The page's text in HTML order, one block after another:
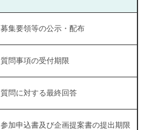
募集要領等の公示・配布
質問事項の受付期限
質問に対する最終回答
参加申込書及び企画提案書の提出期限